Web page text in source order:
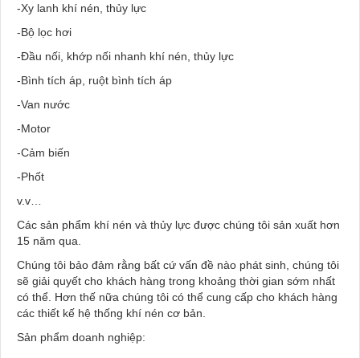
-Xy lanh khí nén, thủy lực
-Bộ lọc hơi
-Đầu nối, khớp nối nhanh khí nén, thủy lực
-Bình tích áp, ruột bình tích áp
-Van nước
-Motor
-Cảm biến
-Phốt
v.v…
Các sản phẩm khí nén và thủy lực được chúng tôi sản xuất hơn
15 năm qua.
Chúng tôi bảo đảm rằng bất cứ vấn đề nào phát sinh, chúng tôi
sẽ giải quyết cho khách hàng trong khoảng thời gian sớm nhất
có thể. Hơn thế nữa chúng tôi có thể cung cấp cho khách hàng
các thiết kế hệ thống khí nén cơ bản.
Sản phẩm doanh nghiệp: